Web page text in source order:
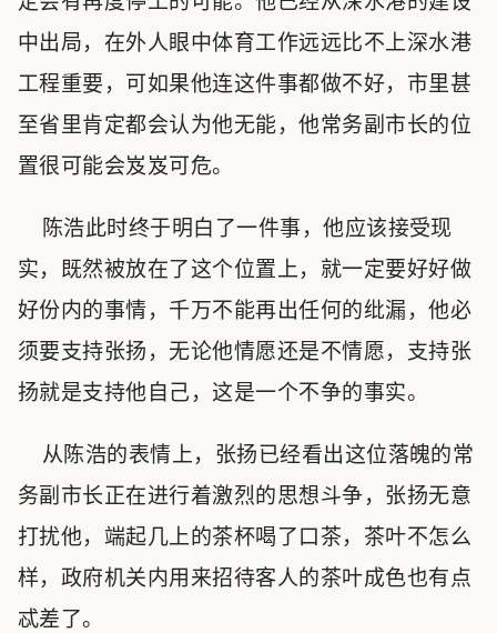
中出局，在外人眼中体育工作远远比不上深水港
工程重要，可如果他连这件事都做不好，市里甚
至省里肯定都会认为他无能，他常务副市长的位
置很可能会岌岌可危。
陈浩此时终于明白了一件事，他应该接受现
实，既然被放在了这个位置上，就一定要好好做
好份内的事情，千万不能再出任何的纰漏，他必
须要支持张扬，无论他情愿还是不情愿，支持张
扬就是支持他自己，这是一个不争的事实。
从陈浩的表情上，张扬已经看出这位落魄的常
务副市长正在进行着激烈的思想斗争，张扬无意
打扰他，端起几上的茶杯喝了口茶，茶叶不怎么
样，政府机关内用来招待客人的茶叶成色也有点
忒差了。